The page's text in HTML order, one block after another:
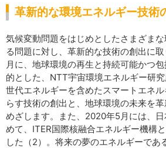
革新的な環境エネルギー技術
気候変動問題をはじめとしたさまざま
る問題に対し、革新的な技術の創出に
月に、地球環境の再生と持続可能かつ
的とした、NTT宇宙環境エネルギー研
世代エネルギーを含めたスマートエネ
らす技術の創出と、地球環境の未来を
めざします。また、2020年5月には、
めて、ITER国際核融合エネルギー機構
した（2）。将来の夢のエネルギーであ